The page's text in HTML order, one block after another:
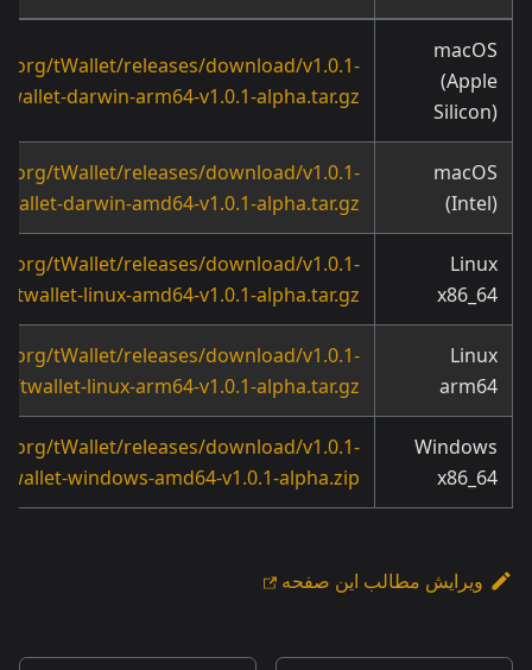
macOS
(Apple
Silicon)
tWallet/releases/download/v1.0.1-
darwin-arm64-v1.0.1-alpha.tar.gz
macOS
(Intel)
tWallet/releases/download/v1.0.1-
darwin-amd64-v1.0.1-alpha.tar.gz
Linux
x86_64
tWallet/releases/download/v1.0.1-
twallet-linux-amd64-v1.0.1-alpha.tar.gz
Linux
arm64
tWallet/releases/download/v1.0.1-
twallet-linux-arm64-v1.0.1-alpha.tar.gz
Windows
x86_64
tWallet/releases/download/v1.0.1-
windows-amd64-v1.0.1-alpha.zip
ویرایش مطالب این صفحه